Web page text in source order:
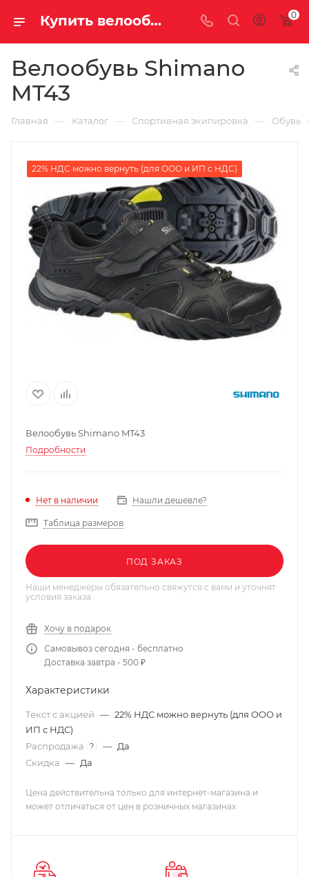
Купить велообувь shimano mt43 у официального дилера за 4250.00000000 рублей 0
Велообувь Shimano
MT43
Главная — Каталог — Спортивная экипировка — Обувь
22% НДС можно вернуть (для ООО и ИП с НДС)
Велообувь Shimano MT43
Подробности
Нет в наличии Нашли дешевле?
Таблица размеров
ПОД ЗАКАЗ
Наши менеджеры обязательно свяжутся с вами и уточнят
условия заказа
Хочу в подарок
Самовывоз сегодня - бесплатно
Доставка завтра - 500 ₽
Характеристики
Текст с акцией — 22% НДС можно вернуть (для ООО и
ИП с НДС)
Распродажа
? — Да
Скидка — Да
Цена действительна только для интернет-магазина и
может отличаться от цен в розничных магазинах